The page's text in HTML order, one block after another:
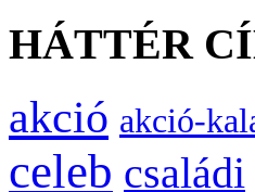
HÁTTÉR
akció akció-
celeb családi